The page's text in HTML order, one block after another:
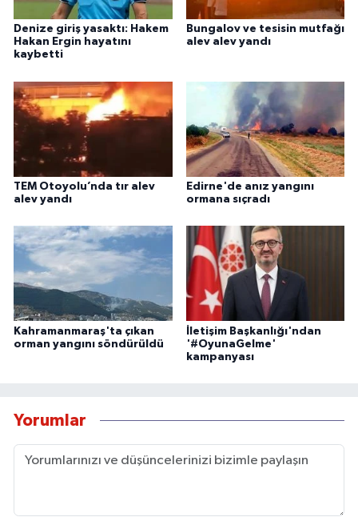
Denize giriş yasaktı: Hakem
Hakan Ergin hayatını
kaybetti
Bungalov ve tesisin mutfağı
alev alev yandı
TEM Otoyolu’nda tır alev
alev yandı
Edirne'de anız yangını
ormana sıçradı
Kahramanmaraş'ta çıkan
orman yangını söndürüldü
İletişim Başkanlığı'ndan
'#OyunaGelme'
kampanyası
Yorumlar